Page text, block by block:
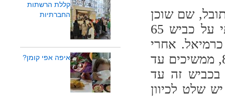
שם שוכן
לו יקב שטרן בגובה 534 מ' מעל פני הים. נסעתי על כביש 65
שמאלה על כביש 85 לכיוון כרמיאל. אחרי
הכניסה הראשית לכרמיאל פונים ימינה לכביש 854, ממשיכים עד
8544. ממשיכים בכביש זה עד
שלט לכיוון
קללת הרשתות
החברתיות
איפה אפי קומן?